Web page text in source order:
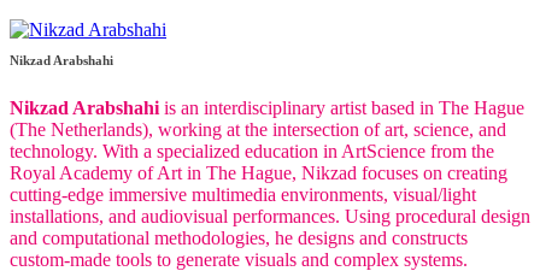
Nikzad Arabshahi
Nikzad Arabshahi is an interdisciplinary artist based in The Hague
(The Netherlands), working at the intersection of art, science, and
technology. With a specialized education in ArtScience from the
Royal Academy of Art in The Hague, Nikzad focuses on creating
cutting-edge immersive multimedia environments, visual/light
installations, and audiovisual performances. Using procedural design
and computational methodologies, he designs and constructs
custom-made tools to generate visuals and complex systems.